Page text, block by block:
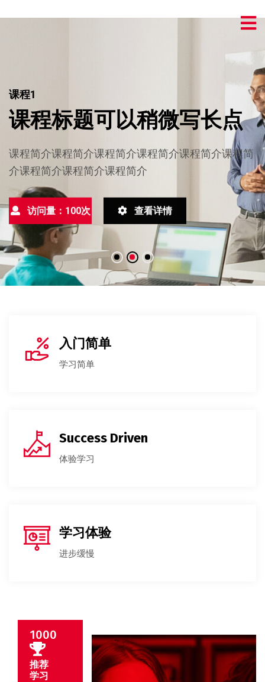
课程1
课程标题可以稍微写长点
课程简介课程简介课程简介课程简介课程简介课程简
介课程简介课程简介课程简介
访问量：100次 查看详情
入门简单
学习简单
Success Driven
体验学习
学习体验
进步缓慢
1000
推荐
学习